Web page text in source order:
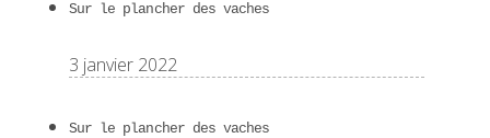
Sur le plancher des vaches
3 janvier 2022
Sur le plancher des vaches